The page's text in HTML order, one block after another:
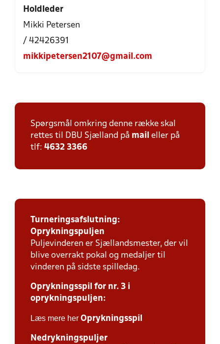
Holdleder
Mikki Petersen
/ 42426391
mikkipetersen2107@gmail.com
Spørgsmål omkring denne række skal
rettes til DBU Sjælland på mail eller på
tlf: 4632 3366
Turneringsafslutning:
Oprykningspuljen
Puljevinderen er Sjællandsmester, der vil
blive overrakt pokal og medaljer til
vinderen på sidste spilledag.
Oprykningsspil for nr. 3 i
oprykningspuljen:
Læs mere her Oprykningsspil
Nedrykningspuljer